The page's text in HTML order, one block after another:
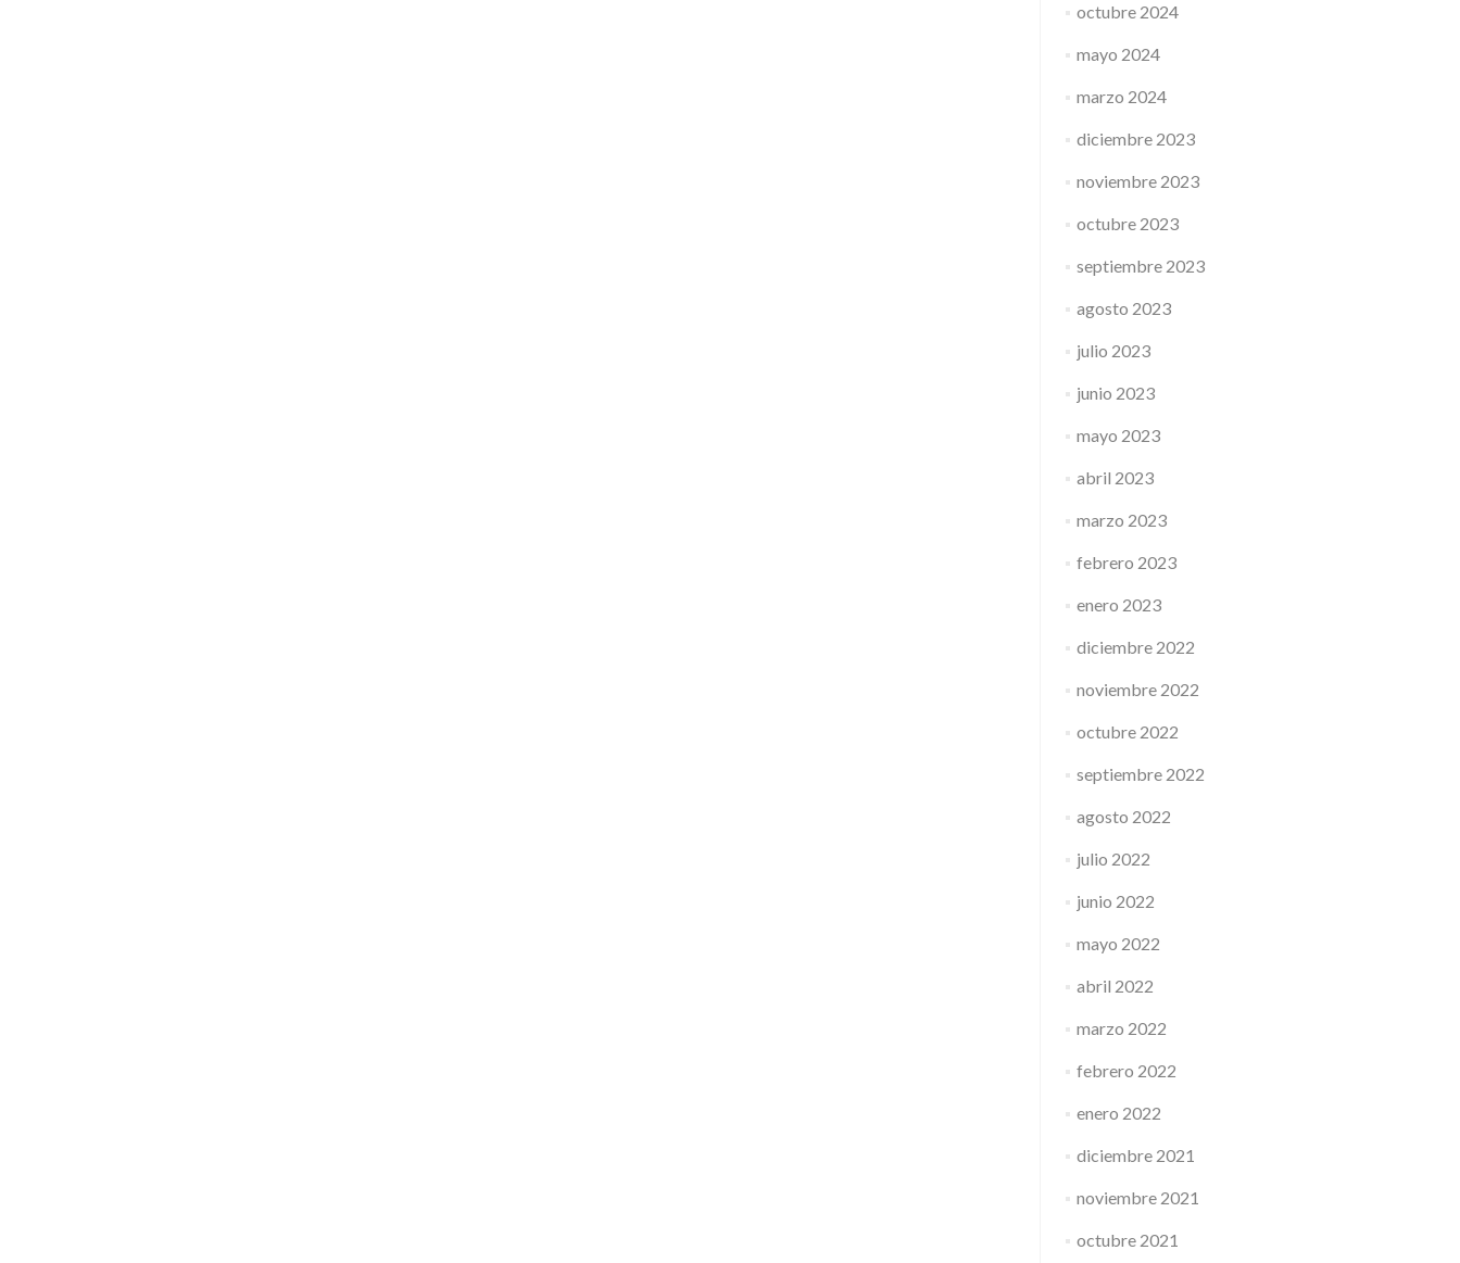
octubre 2024
mayo 2024
marzo 2024
diciembre 2023
noviembre 2023
octubre 2023
septiembre 2023
agosto 2023
julio 2023
junio 2023
mayo 2023
abril 2023
marzo 2023
febrero 2023
enero 2023
diciembre 2022
noviembre 2022
octubre 2022
septiembre 2022
agosto 2022
julio 2022
junio 2022
mayo 2022
abril 2022
marzo 2022
febrero 2022
enero 2022
diciembre 2021
noviembre 2021
octubre 2021